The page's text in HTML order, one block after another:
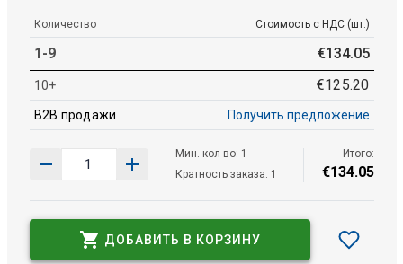
Количество Стоимость с НДС (шт.)
1-9 €134.05
10+ €125.20
B2B продажи Получить предложение
Мин. кол-во: 1
Кратность заказа: 1
Итого:
€134.05
ДОБАВИТЬ В КОРЗИНУ